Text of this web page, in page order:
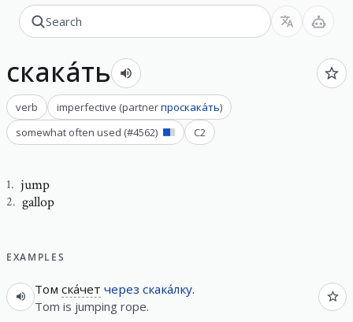
скака́ть
verb imperfective (partnerпроскака́ть)
somewhat often used (#4562) C2
1. jump
2. gallop
EXAMPLES
Том ска́чет через скака́лку.
Tom is jumping rope.